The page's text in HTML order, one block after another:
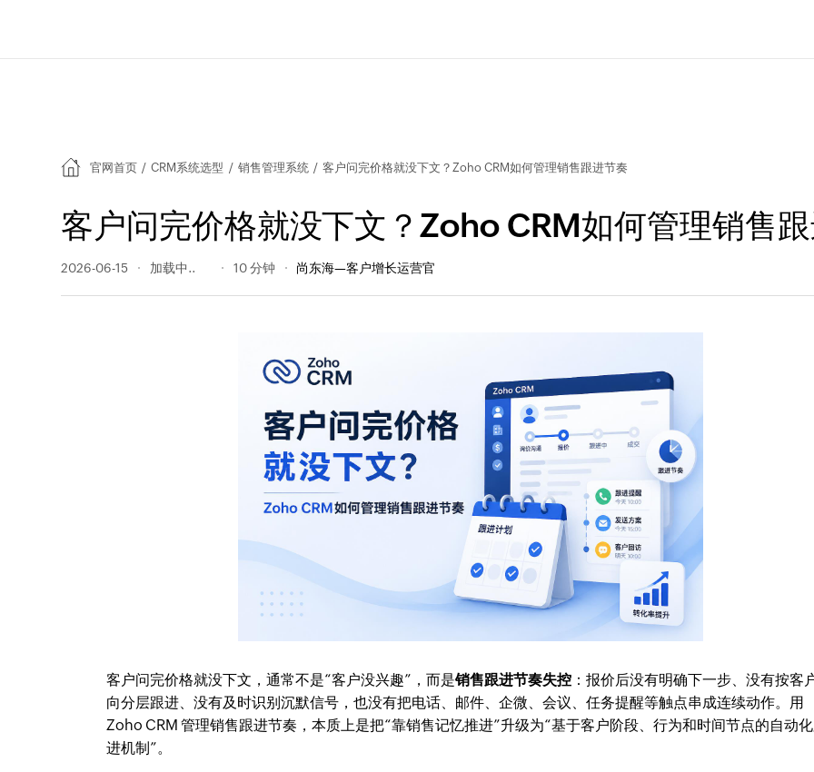
官网首页 / CRM系统选型 / 销售管理系统 / 客户问完价格就没下文？Zoho CRM如何管理销售跟进节奏
客户问完价格就没下文？Zoho CRM如何管理销售
2026-06-15 126 阅读量 10 分钟 尚东海—客户增长运营官
客户问完价格就没下文，通常不是“客户没兴趣”，而是销售跟进节奏失控 ：报价后没有明确下一步、没有按客
向分层跟进、没有及时识别沉默信号，也没有把电话、邮件、企微、会议、任务提醒等触点串成连续动作。用
Zoho CRM 管理销售跟进节奏，本质上是把“靠销售记忆推进”升级为“基于客户阶段、行为和时间节点的自动
进机制”。